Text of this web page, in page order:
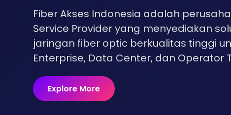
Fiber Akses Indonesia adalah
Service Provider yang menyediakan
jaringan fiber optic berkualitas tinggi
Enterprise, Data Center, dan Operator
Explore More